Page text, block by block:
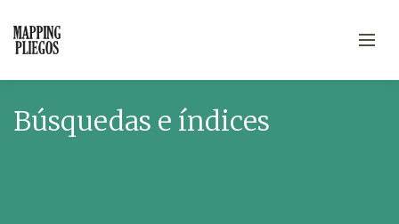
Búsquedas e índices